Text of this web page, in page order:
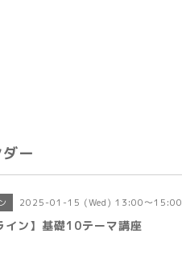
ー
2025-01-15 (Wed) 13:00～15:00
イン】基礎10テーマ講座